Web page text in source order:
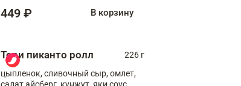
449 ₽ В корзину
Тори пиканто ролл
226 г
цыпленок, сливочный сыр, омлет,